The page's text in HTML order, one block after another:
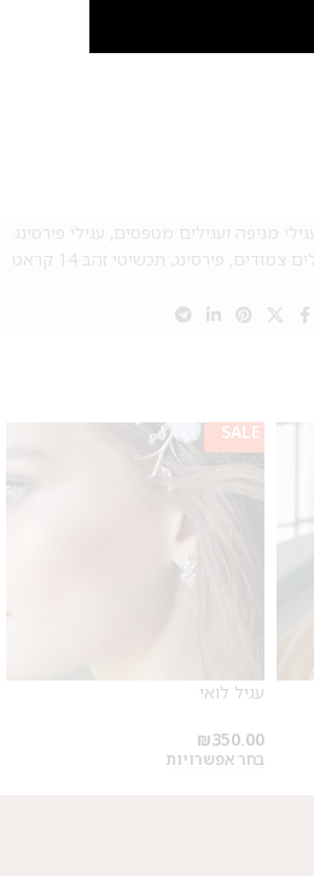
קראט מלא
מניפה ועגילים מטפסים, עגילי פירסינג
צמודים, פירסינג,
תכשיטי זהב 14 קראט
SALE
עגיל לואי
₪350.00
בחר אפשרויות
אזניים